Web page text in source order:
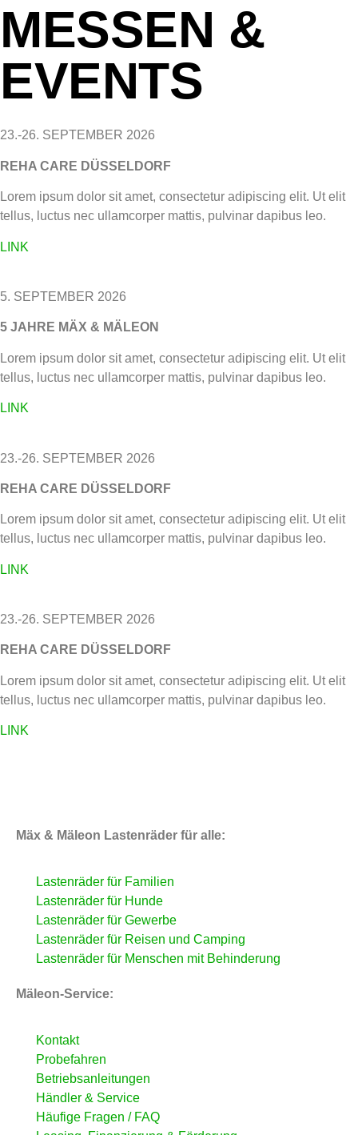
MESSEN &
EVENTS
23.-26. SEPTEMBER 2026
REHA CARE DÜSSELDORF
Lorem ipsum dolor sit amet, consectetur adipiscing elit. Ut elit
tellus, luctus nec ullamcorper mattis, pulvinar dapibus leo.
LINK
5. SEPTEMBER 2026
5 JAHRE MÄX & MÄLEON
Lorem ipsum dolor sit amet, consectetur adipiscing elit. Ut elit
tellus, luctus nec ullamcorper mattis, pulvinar dapibus leo.
LINK
23.-26. SEPTEMBER 2026
REHA CARE DÜSSELDORF
Lorem ipsum dolor sit amet, consectetur adipiscing elit. Ut elit
tellus, luctus nec ullamcorper mattis, pulvinar dapibus leo.
LINK
23.-26. SEPTEMBER 2026
REHA CARE DÜSSELDORF
Lorem ipsum dolor sit amet, consectetur adipiscing elit. Ut elit
tellus, luctus nec ullamcorper mattis, pulvinar dapibus leo.
LINK
Mäx & Mäleon Lastenräder für alle:
Lastenräder für Familien
Lastenräder für Hunde
Lastenräder für Gewerbe
Lastenräder für Reisen und Camping
Lastenräder für Menschen mit Behinderung
Mäleon-Service:
Kontakt
Probefahren
Betriebsanleitungen
Händler & Service
Häufige Fragen / FAQ